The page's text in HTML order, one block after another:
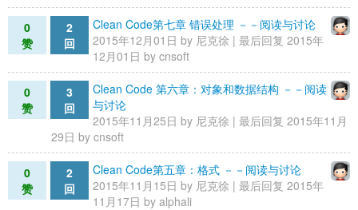
0
赞
2
回
Clean Code第七章 错误处理 －－阅读与讨论
2015年12月01日 by 尼克徐 | 最后回复 2015年
12月01日 by cnsoft
0
赞
3
回
Clean Code 第六章：对象和数据结构 －－阅读
与讨论
2015年11月25日 by 尼克徐 | 最后回复 2015年11月
29日 by cnsoft
0
赞
2
回
Clean Code第五章：格式 －－阅读与讨论
2015年11月15日 by 尼克徐 | 最后回复 2015年
11月17日 by alphali